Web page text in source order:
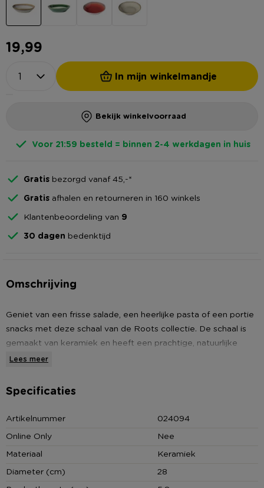
19,99
In mijn winkelmandje
Bekijk winkelvoorraad
Voor 21:59 besteld = binnen 2-4 werkdagen in huis
Gratis bezorgd vanaf 45,-*
Gratis afhalen en retourneren in 160 winkels
Klantenbeoordeling van 9
30 dagen bedenktijd
Omschrijving
Geniet van een frisse salade, een heerlijke pasta of een portie
snacks met deze schaal van de Roots collectie. De schaal is
gemaakt van keramiek en heeft een prachtige, natuurlijke
coating. De schaal heeft een diameter van 28 cm en een
Reactive glaze
Deze schaal is voorzien van reactive glaze, een bijzonder type
Dit glazuur reageert op de chemische samenstelling van het
materiaal en de omgeving tijdens het bakproces, waardoor elk
item een unieke afwerking krijgt.
Lees meer
Specificaties
Artikelnummer
024094
Online Only
Nee
Materiaal
Keramiek
Diameter (cm)
28